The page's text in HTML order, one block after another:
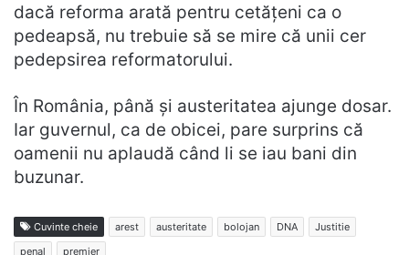
dacă reforma arată pentru cetățeni ca o
pedeapsă, nu trebuie să se mire că unii cer
pedepsirea reformatorului.
În România, până și austeritatea ajunge dosar.
Iar guvernul, ca de obicei, pare surprins că
oamenii nu aplaudă când li se iau bani din
buzunar.
Cuvinte cheie arest austeritate bolojan DNA
Justitie
penal
premier